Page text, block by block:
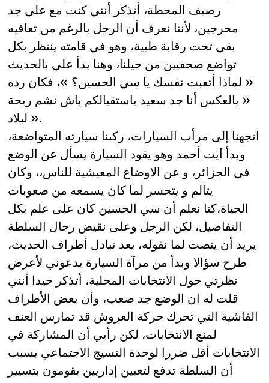
رصيف المحطة، أتذكر أنني كنت مع علي جد
محرجين، لأننا نعرف أن الرجل بالرغم من تعافيه
بقي تحت رقابة طبية، وهو في قامته ينتظر بكل
تواضع صحفيين من جيلنا، وهنا بدأ علي بالحديث
« لماذا أتعبت نفسك يا سي الحسين؟ »، فكان رده
« بالعكس أنا جد سعيد باستقبالكم باش نشم ريحة
لبلاد ».
اتجهنا إلى مرأب السيارات، ركبنا سيارته المتواضعة،
وبدأ آيت أحمد وهو يقود السيارة يسأل عن الوضع
في الجزائر، و عن الاوضاع المعيشية للناس،، وكان
يتالم و يتحسر لما كان يسمعه من صعوبات
الحياة،كنا نعلم أن سي الحسين كان على علم بكل
التفاصيل، لكن الرجل وعلى نقيض رجال السلطة
يريد أن ينصت لما نقوله، بعد تبادل أطراف الحديث،
طرح سؤالا وبدأ من مرآة السيارة يدعوني لأعرض
نظرتي حول الانتخابات المحلية، أتذكر جيدا أنني
قلت له ان الوضع جد صعب، وأن بعض الأطراف
الفاشية التي تحرك حركة العروش قد تمارس العنف
لمنع الانتخابات، لكن رأيي أن المشاركة في
الانتخابات أقل ضررا لوحدة النسيج الاجتماعي بسبب
أن السلطة تدفع لتعيين إداريين يقومون بتسيير